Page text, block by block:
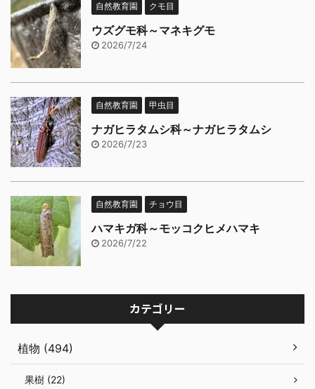
自然教育園 クモ目
ウズグモ科～マネキグモ
2026/7/24
自然教育園 甲虫目
ナガヒラタムシ科～ナガヒラタムシ
2026/7/23
自然教育園 チョウ目
ハマキガ科～モッコクヒメハマキ
2026/7/22
カテゴリー
植物 (494)
果樹 (22)